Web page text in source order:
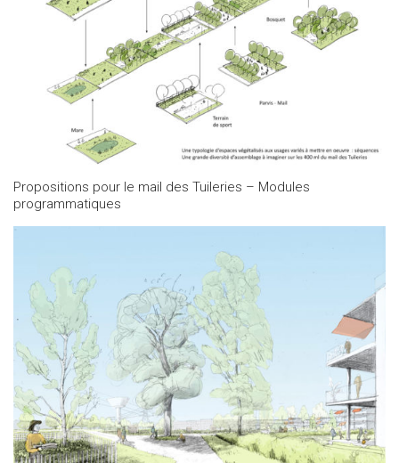
Propositions pour le mail des Tuileries – Modules
programmatiques